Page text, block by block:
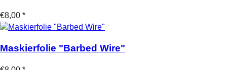
€8,00 *
Maskierfolie "Barbed Wire"